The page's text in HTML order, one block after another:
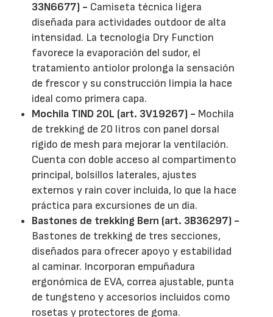
33N6677) - Camiseta técnica ligera
diseñada para actividades outdoor de alta
intensidad. La tecnología Dry Function
favorece la evaporación del sudor, el
tratamiento antiolor prolonga la sensación
de frescor y su construcción limpia la hace
ideal como primera capa.
Mochila TIND 20L (art. 3V19267) - Mochila
de trekking de 20 litros con panel dorsal
rígido de mesh para mejorar la ventilación.
Cuenta con doble acceso al compartimento
principal, bolsillos laterales, ajustes
externos y rain cover incluida, lo que la hace
práctica para excursiones de un día.
Bastones de trekking Bern (art. 3B36297) -
Bastones de trekking de tres secciones,
diseñados para ofrecer apoyo y estabilidad
al caminar. Incorporan empuñadura
ergonómica de EVA, correa ajustable, punta
de tungsteno y accesorios incluidos como
rosetas y protectores de goma.